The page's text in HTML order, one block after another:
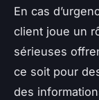
En cas
client joue un
sérieuses
ce soit pour
des